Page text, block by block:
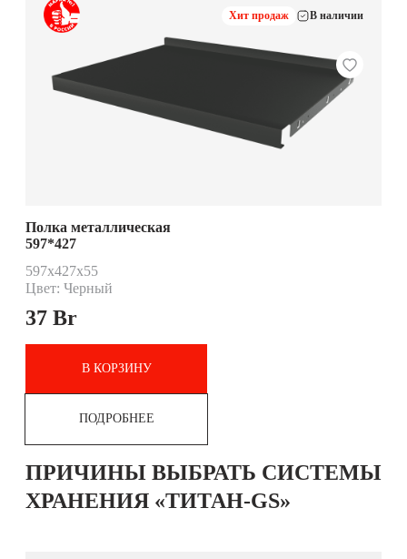
Хит продаж В наличии
Полка металлическая
597*427
597x427x55
Цвет: Черный
37 Br
В КОРЗИНУ
ПОДРОБНЕЕ
ПРИЧИНЫ ВЫБРАТЬ СИСТЕМЫ
ХРАНЕНИЯ «ТИТАН-GS»